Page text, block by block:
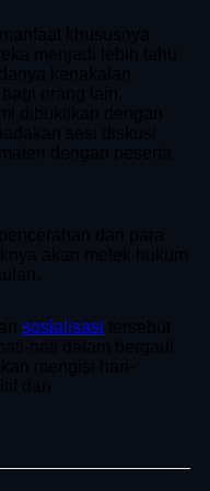
sosialisasi